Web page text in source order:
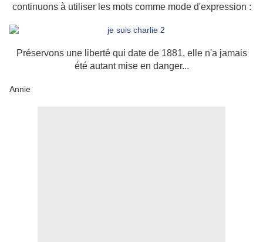
continuons à utiliser les mots comme mode d'expression :
Préservons une liberté qui date de 1881, elle n'a jamais
été autant mise en danger...
Annie